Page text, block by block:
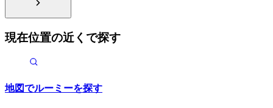
現在位置の近くで探す
地図でルーミーを探す